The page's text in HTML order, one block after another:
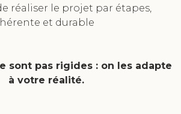
réaliser le projet par étapes,
et durable
sont pas rigides : on les adapte
à votre réalité.